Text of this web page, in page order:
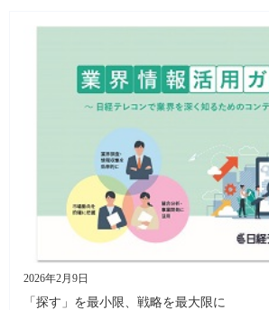
2026年2月9日
「探す」を最小限、戦略を最大限に